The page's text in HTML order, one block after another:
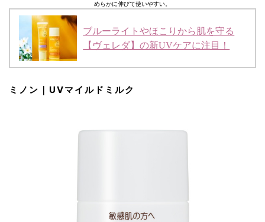
めらかに伸びて使いやすい。
ブルーライトやほこりから肌を守る
【ヴェレダ】の新UVケアに注目！
ミノン｜UVマイルドミルク